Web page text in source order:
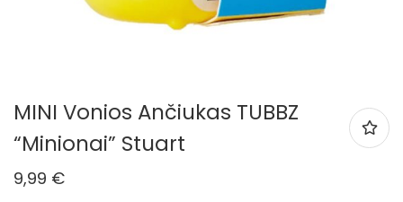
MINI Vonios Ančiukas TUBBZ
“Minionai” Stuart
9,99 €